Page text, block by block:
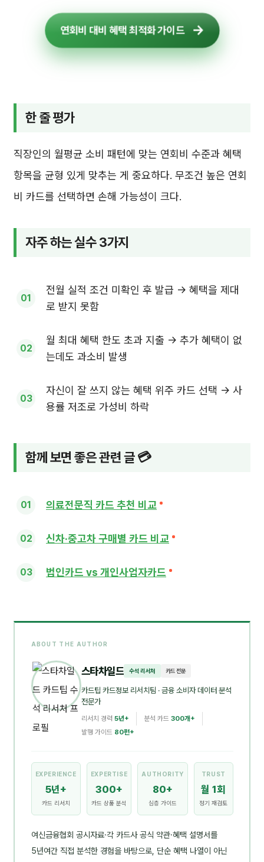
연회비 대비 혜택 최적화 가이드
한 줄 평가
직장인의 월평균 소비 패턴에 맞는 연회비 수준과 혜택
항목을 균형 있게 맞추는 게 중요하다. 무조건 높은 연회
비 카드를 선택하면 손해 가능성이 크다.
자주 하는 실수 3가지
전월 실적 조건 미확인 후 발급 → 혜택을 제대
로 받지 못함
월 최대 혜택 한도 초과 지출 → 추가 혜택이 없
는데도 과소비 발생
자신이 잘 쓰지 않는 혜택 위주 카드 선택 → 사
용률 저조로 가성비 하락
함께 보면 좋은 관련 글 💳
의료전문직 카드 추천 비교
신차·중고차 구매별 카드 비교
법인카드 vs 개인사업자카드
ABOUT THE AUTHOR
스타차일드 수석 리서처 카드 전문
카드팁 카드정보 리서치팀 · 금융 소비자 데이터 분석
전문가
리서치 경력 5년+ 분석 카드 300개+
발행 가이드 80편+
EXPERIENCE
5년+
카드 리서치
EXPERTISE
300+
카드 상품 분석
AUTHORITY
80+
심층 가이드
TRUST
월 1회
정기 재검토
여신금융협회 공시자료·각 카드사 공식 약관·혜택 설명서를
5년여간 직접 분석한 경험을 바탕으로, 단순 혜택 나열이 아닌